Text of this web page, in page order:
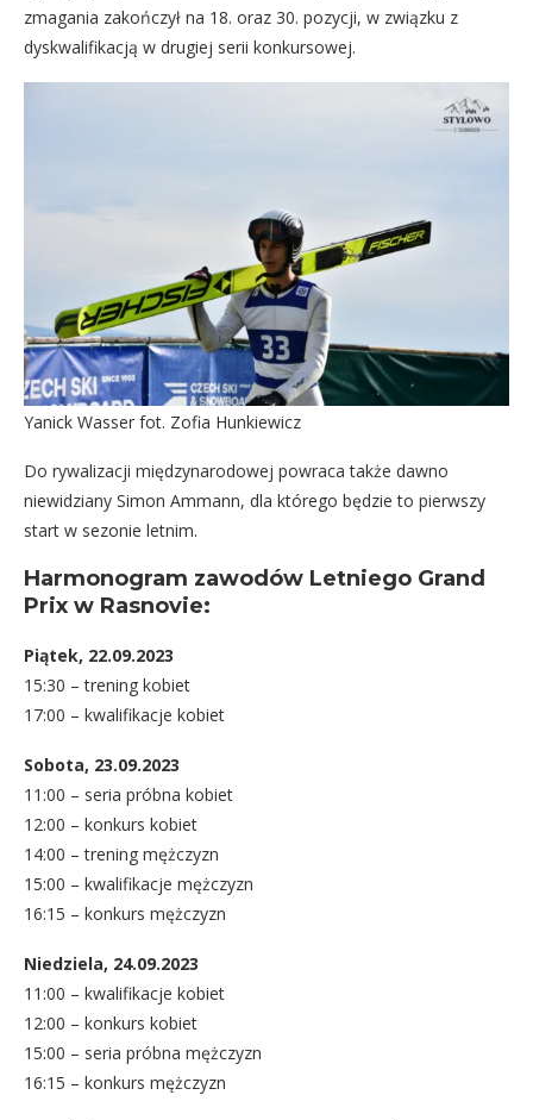
zmagania zakończył na 18. oraz 30. pozycji, w związku z
dyskwalifikacją w drugiej serii konkursowej.
Yanick Wasser fot. Zofia Hunkiewicz
Do rywalizacji międzynarodowej powraca także dawno
niewidziany Simon Ammann, dla którego będzie to pierwszy
start w sezonie letnim.
Harmonogram zawodów Letniego Grand
Prix w Rasnovie:
Piątek, 22.09.2023
15:30 – trening kobiet
17:00 – kwalifikacje kobiet
Sobota, 23.09.2023
11:00 – seria próbna kobiet
12:00 – konkurs kobiet
14:00 – trening mężczyzn
15:00 – kwalifikacje mężczyzn
16:15 – konkurs mężczyzn
Niedziela, 24.09.2023
11:00 – kwalifikacje kobiet
12:00 – konkurs kobiet
15:00 – seria próbna mężczyzn
16:15 – konkurs mężczyzn